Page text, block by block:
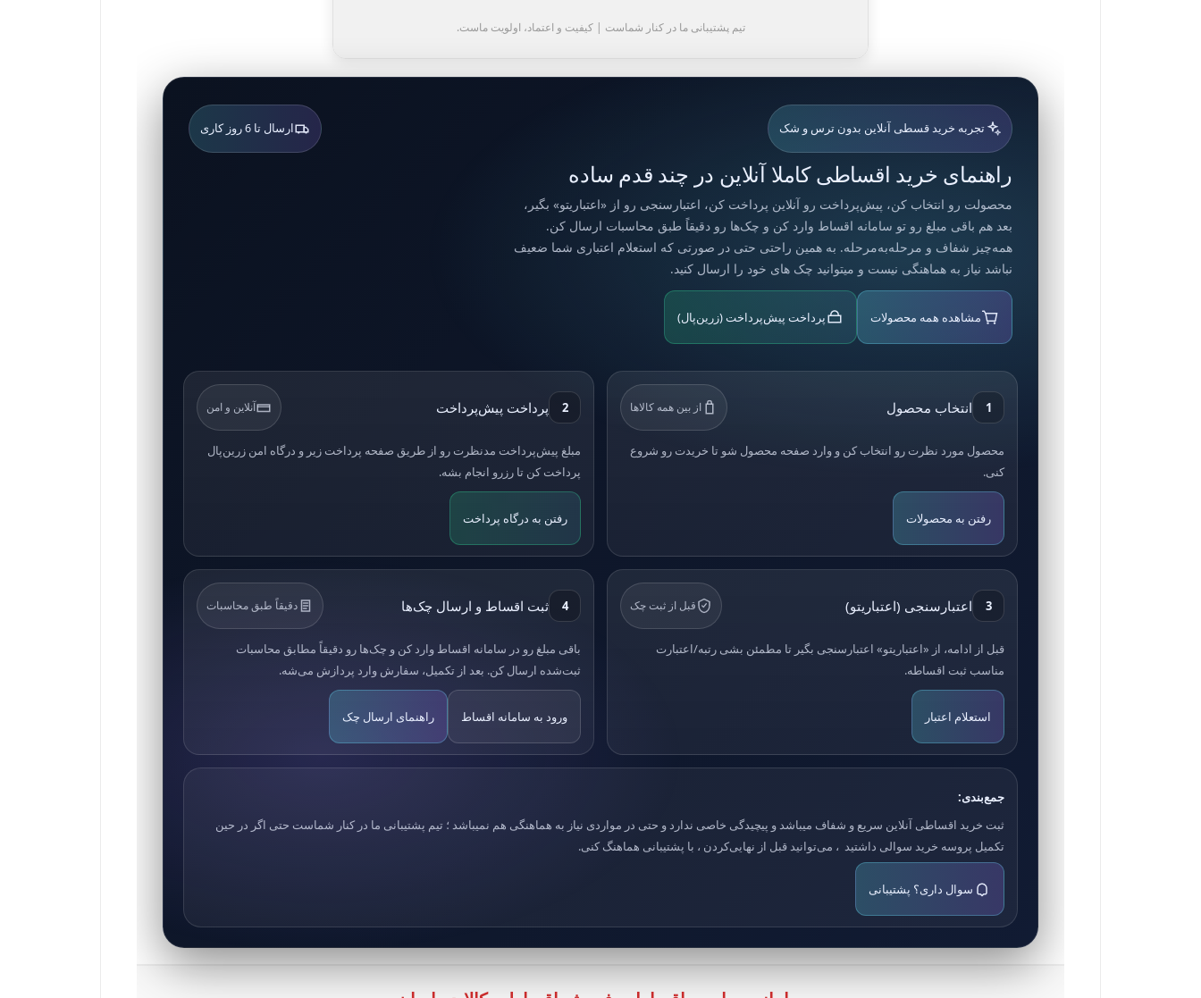
تیم پشتیبانی ما در کنار شماست | کیفیت و اعتماد، اولویت ماست.
تجربه خرید قسطی آنلاین بدون ترس و شک
راهنمای خرید اقساطی کاملا آنلاین در چند قدم ساده
محصولت رو انتخاب کن، پیش‌پرداخت رو آنلاین پرداخت کن، اعتبارسنجی رو از «اعتباریتو» بگیر،
بعد هم باقی مبلغ رو تو سامانه اقساط وارد کن و چک‌ها رو دقیقاً طبق محاسبات ارسال کن.
همه‌چیز شفاف و مرحله‌به‌مرحله. به همین راحتی حتی در صورتی که استعلام اعتباری شما ضعیف
نباشد نیاز به هماهنگی نیست و میتوانید چک های خود را ارسال کنید.
مشاهده همه محصولات پرداخت پیش‌پرداخت (زرین‌پال)
ارسال تا 6 روز کاری
1 انتخاب محصول از بین همه کالاها
محصول مورد نظرت رو انتخاب کن و وارد صفحه محصول شو تا خریدت رو شروع
کنی.
رفتن به محصولات
2 پرداخت پیش‌پرداخت آنلاین و امن
مبلغ پیش‌پرداخت مدنظرت رو از طریق صفحه پرداخت زیر و درگاه امن زرین‌پال
پرداخت کن تا رزرو انجام بشه.
رفتن به درگاه پرداخت
3 اعتبارسنجی (اعتباریتو) قبل از ثبت چک
قبل از ادامه، از «اعتباریتو» اعتبارسنجی بگیر تا مطمئن بشی رتبه/اعتبارت
مناسب ثبت اقساطه.
استعلام اعتبار
4 ثبت اقساط و ارسال چک‌ها دقیقاً طبق محاسبات
باقی مبلغ رو در سامانه اقساط وارد کن و چک‌ها رو دقیقاً مطابق محاسبات
ثبت‌شده ارسال کن. بعد از تکمیل، سفارش وارد پردازش می‌شه.
ورود به سامانه اقساط راهنمای ارسال چک
جمع‌بندی:
ثبت خرید اقساطی آنلاین سریع و شفاف میباشد و پیچیدگی خاصی ندارد و حتی در مواردی نیاز به هماهنگی هم نمیباشد ؛ تیم پشتیبانی ما در کنار شماست حتی اگر در حین
تکمیل پروسه خرید سوالی داشتید ، می‌توانید قبل از نهایی‌کردن ، با پشتیبانی هماهنگ کنی.
سوال داری؟ پشتیبانی